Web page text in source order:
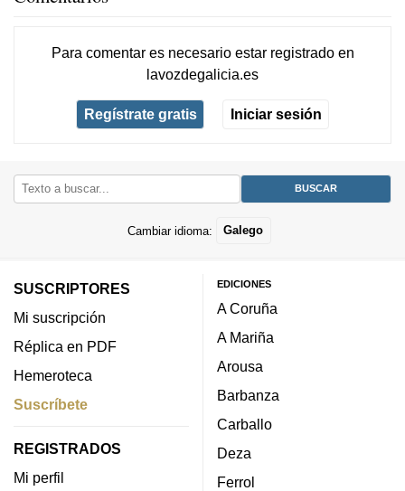
Para comentar es necesario estar registradoen
lavozdegalicia.es
Regístrate gratis Iniciar sesión
Cambiar idioma: Galego
SUSCRIPTORES
Mi suscripción
Réplica en PDF
Hemeroteca
Suscríbete
REGISTRADOS
Mi perfil
EDICIONES
A Coruña
A Mariña
Arousa
Barbanza
Carballo
Deza
Ferrol